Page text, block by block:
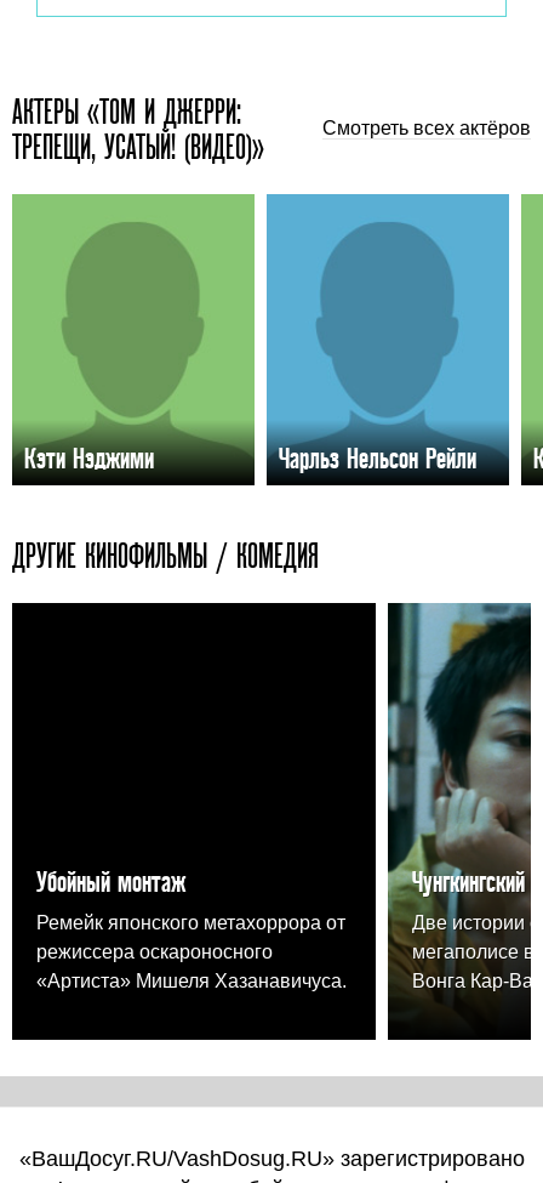
АКТЕРЫ «ТОМ И ДЖЕРРИ:
ТРЕПЕЩИ, УСАТЫЙ! (ВИДЕО)»
Смотреть всех актёров
Кэти Нэджими Чарльз Нельсон Рейли
ДРУГИЕ КИНОФИЛЬМЫ / КОМЕДИЯ
Убойный монтаж
Ремейк японского метахоррора от
режиссера оскароносного
«Артиста» Мишеля Хазанавичуса.
Чунгкингский
Две истории
мегаполисе в
Вонга Кар-
«ВашДосуг.RU/VashDosug.RU» зарегистрировано